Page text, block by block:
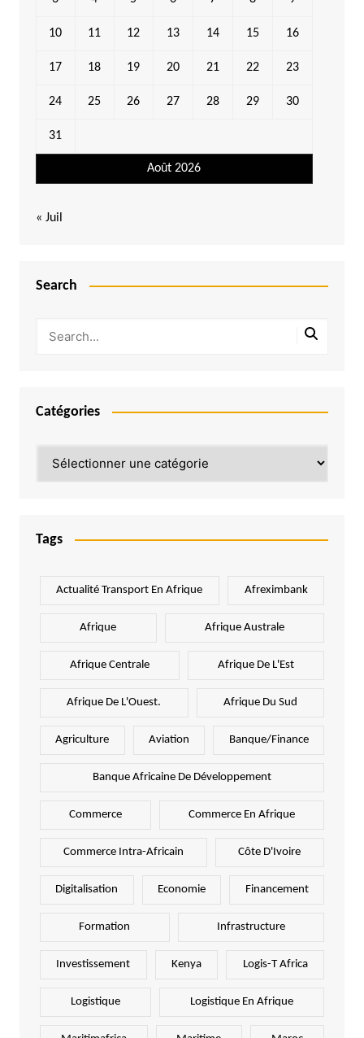
Août 2026
10 11 12 13 14 15 16
17 18 19 20 21 22 23
24 25 26 27 28 29 30
31
« Juil
Search
Catégories
Tags
Actualité Transport En Afrique Afreximbank
Afrique Afrique Australe
Afrique Centrale Afrique De L'Est
Afrique De L'Ouest. Afrique Du Sud
Agriculture Aviation Banque/Finance
Banque Africaine De Développement
Commerce Commerce En Afrique
Commerce Intra-Africain Côte D'Ivoire
Digitalisation Economie Financement
Formation Infrastructure
Investissement Kenya Logis-T Africa
Logistique Logistique En Afrique